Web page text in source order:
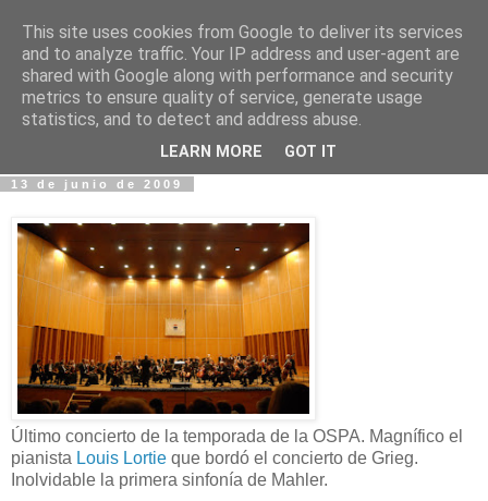
Fotos y Cosas
Miguel Sáenz de Santa María Elizalde
"Un blog es como un diario, pero sin candado".
13 de junio de 2009
Último concierto de la temporada de la OSPA. Magnífico el
pianista Louis Lortie que bordó el concierto de Grieg.
Inolvidable la primera sinfonía de Mahler.
This site uses cookies from Google to deliver its services
and to analyze traffic. Your IP address and user-agent are
shared with Google along with performance and security
metrics to ensure quality of service, generate usage
statistics, and to detect and address abuse.
LEARN MORE GOT IT